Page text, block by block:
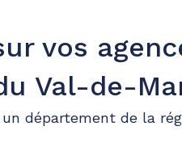
vos
Val-de-
département de la